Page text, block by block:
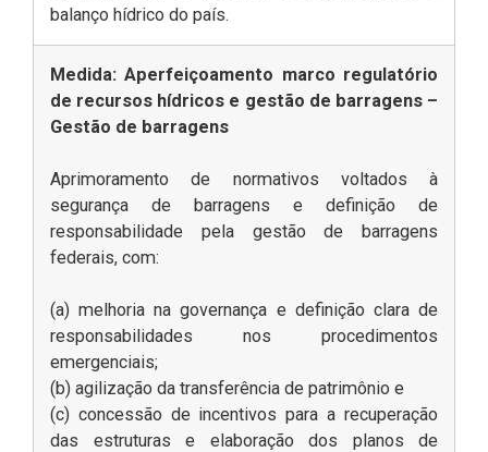
balanço hídrico do país.
Medida: Aperfeiçoamento marco regulatório
de recursos hídricos e gestão de barragens –
Gestão de barragens
Aprimoramento de normativos voltados à
segurança de barragens e definição de
responsabilidade pela gestão de barragens
federais, com:
(a) melhoria na governança e definição clara de
responsabilidades nos procedimentos
emergenciais;
(b) agilização da transferência de patrimônio e
(c) concessão de incentivos para a recuperação
das estruturas e elaboração dos planos de